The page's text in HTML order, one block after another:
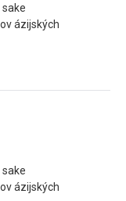
ázijských
ázijských